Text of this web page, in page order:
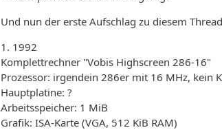
Und nun der erste Aufschlag zu diesem
1. 1992
Komplettrechner "Vobis Highscreen 286-16"
Prozessor: irgendein 286er mit 16 MHz, kein
Hauptplatine: ?
Arbeitsspeicher: 1 MiB
Grafik: ISA-Karte (VGA, 512 KiB RAM)